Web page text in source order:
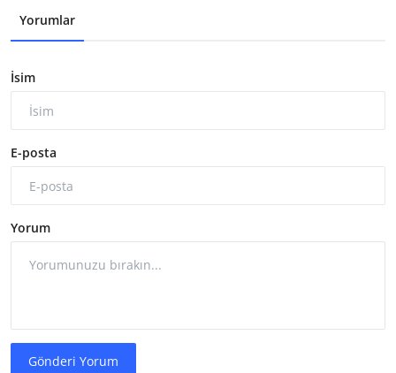
Yorumlar
İsim
E-posta
Yorum
Gönderi Yorum